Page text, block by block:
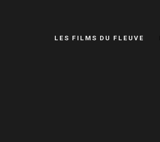
LES FILMS DU FLEUVE